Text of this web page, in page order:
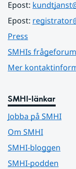
Epost:
Epost:
Press
SMHIs frågeforum
Mer
SMHI-länkar
Jobba på SMHI
Om SMHI
SMHI-bloggen
SMHI-podden